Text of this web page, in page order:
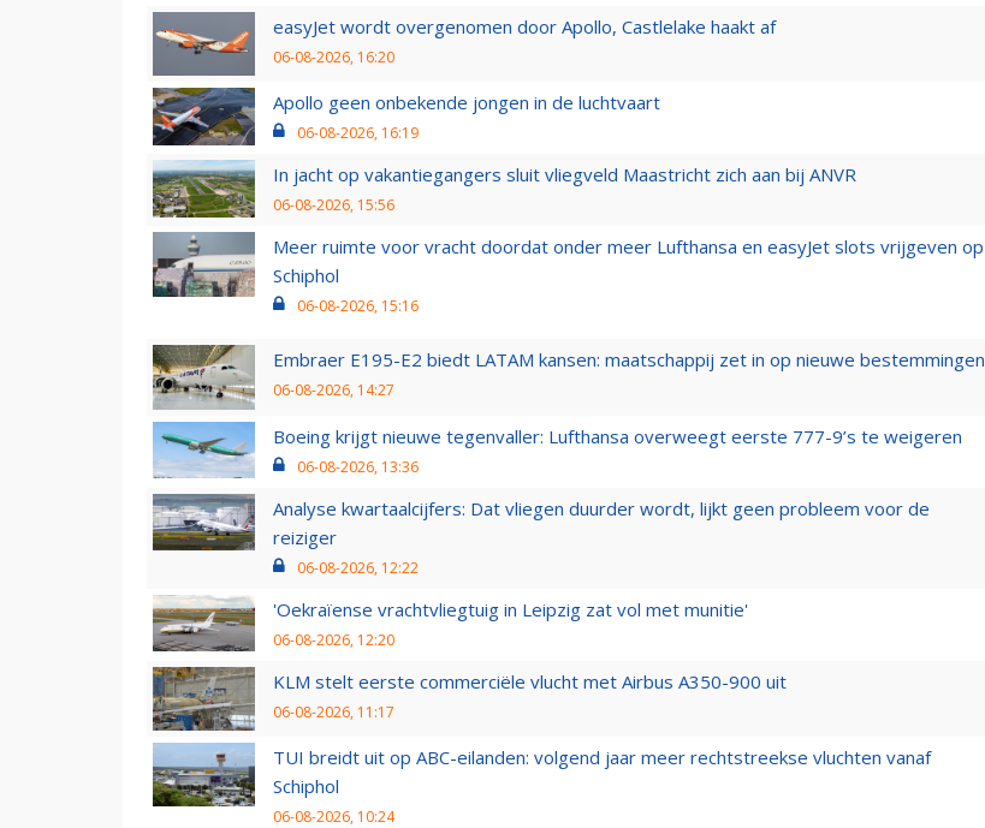
easyJet wordt overgenomen door Apollo, Castlelake haakt af
06-08-2026, 16:20
Apollo geen onbekende jongen in de luchtvaart
06-08-2026, 16:19
In jacht op vakantiegangers sluit vliegveld Maastricht zich aan bij ANVR
06-08-2026, 15:56
Meer ruimte voor vracht doordat onder meer Lufthansa en easyJet slots vrijgeven op
Schiphol
06-08-2026, 15:16
Embraer E195-E2 biedt LATAM kansen: maatschappij zet in op nieuwe bestemmingen
06-08-2026, 14:27
Boeing krijgt nieuwe tegenvaller: Lufthansa overweegt eerste 777-9’s te weigeren
06-08-2026, 13:36
Analyse kwartaalcijfers: Dat vliegen duurder wordt, lijkt geen probleem voor de
reiziger
06-08-2026, 12:22
'Oekraïense vrachtvliegtuig in Leipzig zat vol met munitie'
06-08-2026, 12:20
KLM stelt eerste commerciële vlucht met Airbus A350-900 uit
06-08-2026, 11:17
TUI breidt uit op ABC-eilanden: volgend jaar meer rechtstreekse vluchten vanaf
Schiphol
06-08-2026, 10:24